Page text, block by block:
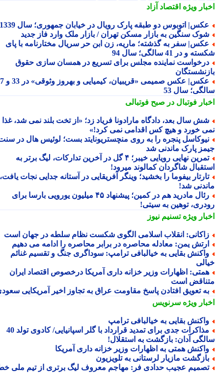
ویژهاقتصاد آزاد
اتوبوس دو طبقه پارک رویال در خیابان جمهوری؛ سال 1339
سنگین به بازار مسکن تهران / بازار ملک وارد فاز جدید
سفر به گذشته؛ ماریه، زن ابن حر سریال مختارنامه با پای
و در 41 سالگی؛ سال 94
نماینده مجلس برای تسریع در همسان سازی حقوق
عکس| عکس صمیمی «قریبیان، کیمیایی و بهروز وثوقی» در 33 و 37
سال 53
فوتبال در صبح فوتبالی
سال بعد، دادگاه مارادونا فریاد زد؛ «از تخت بلند نمی شد، غذا
خورد و هیچ کس اقدامی نمی کرد!»
پنجره را به روی منچستریونایتد بست؛ لوئیس هال در سنت
پارک ماندنی شد
تمرین نهایی رویایی خیبر؛ ۴ گل در آخرین تدارکات، لیگ برتر به
شاگردان کمالوند میرود!
بیفوما را بخشید؛ وینگر آفریقایی در آستانه جدایی نجات یافت،
شد!
رئال مادرید هم در کمین؛ پیشنهاد ۴۵ میلیون یورویی بارسا برای
توهین به سیتی!
ویژهتسنیم نیوز
انقلاب اسلامی الگوی شکست نظام سلطه در جهان است
یمن: معادله محاصره در برابر محاصره را ادامه می دهیم
بقایی به خیالبافی ترامپ: سوداگری جنگ و تقسیم غنائم
اظهارات وزیر خزانه داری آمریکا درخصوص اقتصاد ایران
است
تعویق افتادن پاسخ مقاومت عراق به تجاوز اخیر آمریکایی سعودی
ویژهسرنویس
بقایی به خیالبافی ترامپ
مذاکرات جدی برای تمدید قرارداد با گلر اسپانیایی/ کادوی تولد 40
آدان: بازگشت به استقلال!
همتی به اظهارات وزیر خزانه داری آمریکا
مازیار لرستانی به تلویزیون
عجیب حدادی فر: مهاجم معروف لیگ برتری از تیم ملی خط